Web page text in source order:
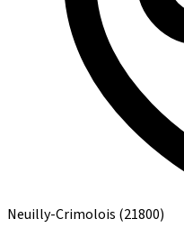
Neuilly-Crimolois (21800)